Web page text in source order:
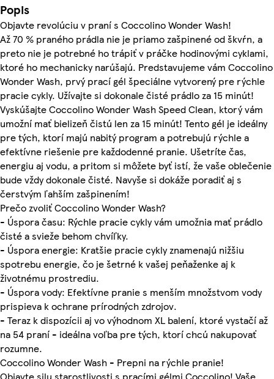
Popis
Objavte revolúciu v praní s Coccolino Wonder Wash!
Až 70 % praného prádla nie je priamo zašpinené od škvŕn, a
preto nie je potrebné ho trápiť v práčke hodinovými cyklami,
ktoré ho mechanicky narúšajú. Predstavujeme vám Coccolino
Wonder Wash, prvý prací gél špeciálne vytvorený pre rýchle
pracie cykly. Užívajte si dokonale čisté prádlo za 15 minút!
Vyskúšajte Coccolino Wonder Wash Speed Clean, ktorý vám
umožní mať bielizeň čistú len za 15 minút! Tento gél je ideálny
pre tých, ktorí majú nabitý program a potrebujú rýchle a
efektívne riešenie pre každodenné pranie. Ušetríte čas,
energiu aj vodu, a pritom si môžete byť istí, že vaše oblečenie
bude vždy dokonale čisté. Navyše si dokáže poradiť aj s
čerstvým ľahším zašpinením!
Prečo zvoliť Coccolino Wonder Wash?
- Úspora času: Rýchle pracie cykly vám umožnia mať prádlo
čisté a svieže behom chvíľky.
- Úspora energie: Kratšie pracie cykly znamenajú nižšiu
spotrebu energie, čo je šetrné k vašej peňaženke aj k
životnému prostrediu.
- Úspora vody: Efektívne pranie s menším množstvom vody
prispieva k ochrane prírodných zdrojov.
- Teraz k dispozícii aj vo výhodnom XL balení, ktoré vystačí až
na 54 praní - ideálna voľba pre tých, ktorí chcú nakupovať
rozumne.
Coccolino Wonder Wash - Prepni na rýchle pranie!
Objavte silu starostlivosti s pracími gélmi Coccolino! Vaše